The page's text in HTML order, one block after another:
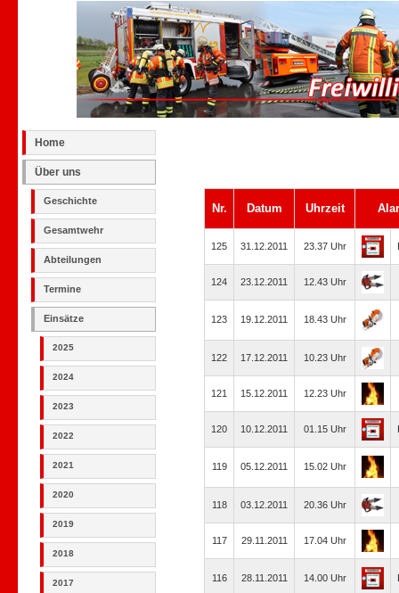
Home
Über uns
Geschichte
Gesamtwehr
Abteilungen
Termine
Einsätze
2025
2024
2023
2022
2021
2020
2019
2018
2017
Nr. Datum Uhrzeit
125 31.12.2011 23.37 Uhr
124 23.12.2011 12.43 Uhr
123 19.12.2011 18.43 Uhr
122 17.12.2011 10.23 Uhr
121 15.12.2011 12.23 Uhr
120 10.12.2011 01.15 Uhr
119 05.12.2011 15.02 Uhr
118 03.12.2011 20.36 Uhr
117 29.11.2011 17.04 Uhr
116 28.11.2011 14.00 Uhr